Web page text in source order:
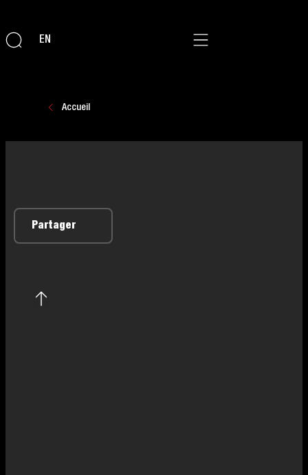
EN
Accueil
Partager